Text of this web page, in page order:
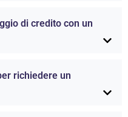
di credito con un
richiedere un